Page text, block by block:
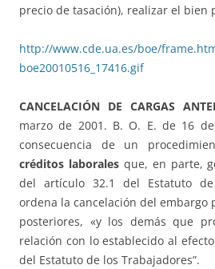
precio de tasación), realizar el bien
http://www.cde.ua.es/boe/
boe20010516_17416.gif
CANCELACIÓN DE CARGAS
marzo de 2001. B. O. E. de 16
consecuencia de un
créditos laboralesque, en parte,
del artículo 32.1 del Estatuto
ordena la cancelación del embargo
posteriores, «y los demás que
relación con lo establecido al
del Estatuto de los Trabajadores”.